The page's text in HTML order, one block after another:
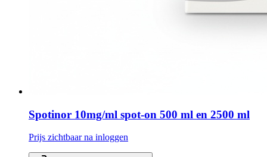
Spotinor 10mg/ml spot-on 500 ml en 2500 ml
Prijs zichtbaar na inloggen